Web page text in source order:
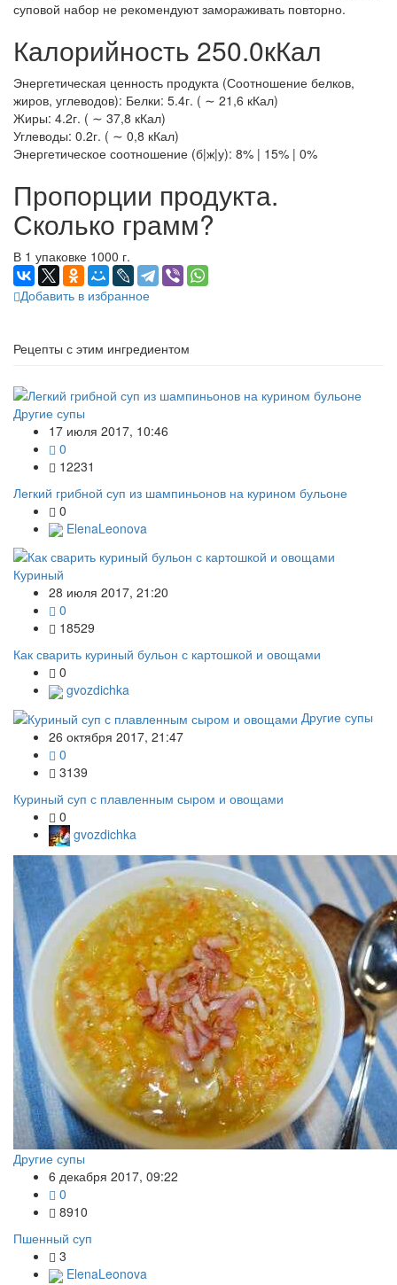
суповой набор не рекомендуют замораживать повторно.
Калорийность 250.0кКал
Энергетическая ценность продукта (Соотношение белков,
жиров, углеводов): Белки: 5.4г. ( ∼ 21,6 кКал)
Жиры: 4.2г. ( ∼ 37,8 кКал)
Углеводы: 0.2г. ( ∼ 0,8 кКал)
Энергетическое соотношение (б|ж|у): 8% | 15% | 0%
Пропорции продукта.
Сколько грамм?
В 1 упаковке 1000 г.
Добавить в избранное
Рецепты с этим ингредиентом
Другие супы
17 июля 2017, 10:46
0
12231
Легкий грибной суп из шампиньонов на курином бульоне
0
ElenaLeonova
Куриный
28 июля 2017, 21:20
0
18529
Как сварить куриный бульон с картошкой и овощами
0
gvozdichka
Другие супы
26 октября 2017, 21:47
0
3139
Куриный суп с плавленным сыром и овощами
0
gvozdichka
Другие супы
6 декабря 2017, 09:22
0
8910
Пшенный суп
3
ElenaLeonova